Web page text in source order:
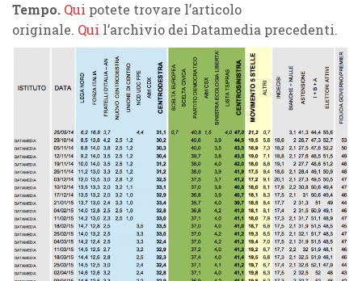
Tempo. Qui potete trovare l’articolo
originale. Qui l’archivio dei Datamedia precedenti.